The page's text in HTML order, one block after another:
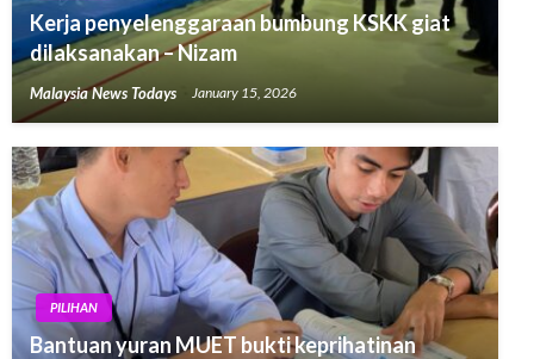
Kerja penyelenggaraan bumbung KSKK giat
dilaksanakan – Nizam
Malaysia News Todays January 15, 2026
PILIHAN
Bantuan yuran MUET bukti keprihatinan